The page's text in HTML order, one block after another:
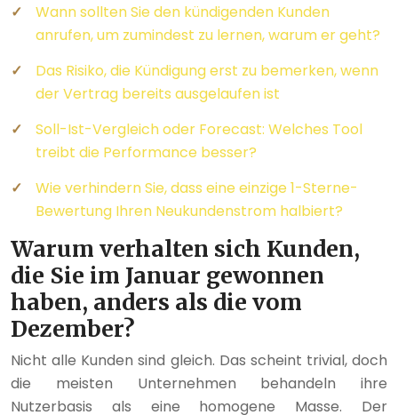
Wann sollten Sie den kündigenden Kunden
anrufen, um zumindest zu lernen, warum er geht?
Das Risiko, die Kündigung erst zu bemerken, wenn
der Vertrag bereits ausgelaufen ist
Soll-Ist-Vergleich oder Forecast: Welches Tool
treibt die Performance besser?
Wie verhindern Sie, dass eine einzige 1-Sterne-
Bewertung Ihren Neukundenstrom halbiert?
Warum verhalten sich Kunden,
die Sie im Januar gewonnen
haben, anders als die vom
Dezember?
Nicht alle Kunden sind gleich. Das scheint trivial, doch
die meisten Unternehmen behandeln ihre
Nutzerbasis als eine homogene Masse. Der